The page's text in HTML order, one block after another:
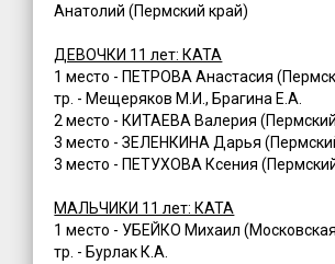
Анатолий (Пермский край)
ДЕВОЧКИ 11 лет: КАТА
1 место - ПЕТРОВА Анастасия
тр. - Мещеряков М.И., Брагина Е.А.
2 место - КИТАЕВА Валерия
3 место - ЗЕЛЕНКИНА Дарья
3 место - ПЕТУХОВА Ксения
МАЛЬЧИКИ 11 лет: КАТА
1 место - УБЕЙКО Михаил
тр. - Бурлак К.А.